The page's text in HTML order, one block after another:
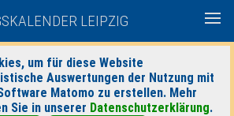
LEIPZIG
um für diese Website
Auswertungen der Nutzung mit
Matomo zu erstellen. Mehr
Sie in unserer Datenschutzerklärung.